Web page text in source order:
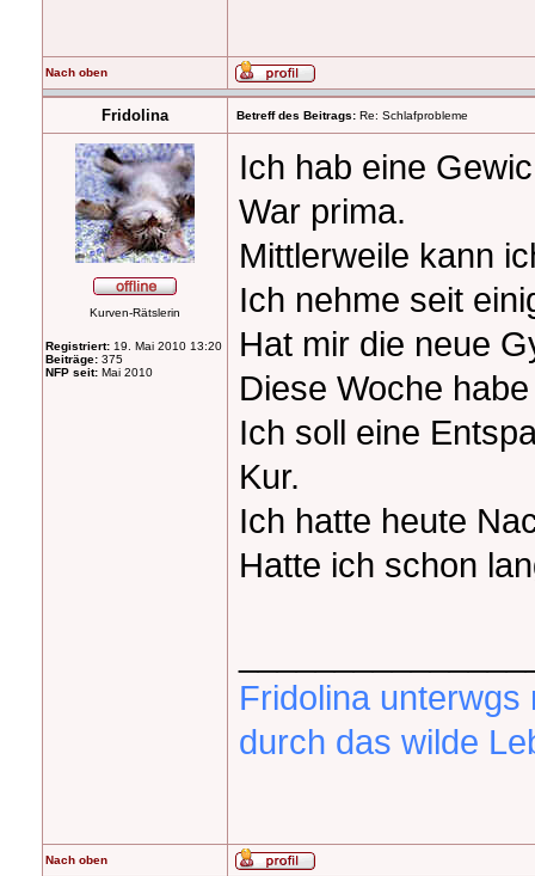
Nach oben
Fridolina Betreff des Beitrags: Re: Schlafprobleme
Kurven-Rätslerin
Registriert: 19. Mai 2010 13:20
Beiträge: 375
NFP seit: Mai 2010
Ich hab eine
War prima.
Mittlerweile kann
Ich nehme seit
Hat mir die neue
Diese Woche
Ich soll eine
Kur.
Ich hatte heute
Hatte ich schon
Fridolina
durch das wilde
Nach oben